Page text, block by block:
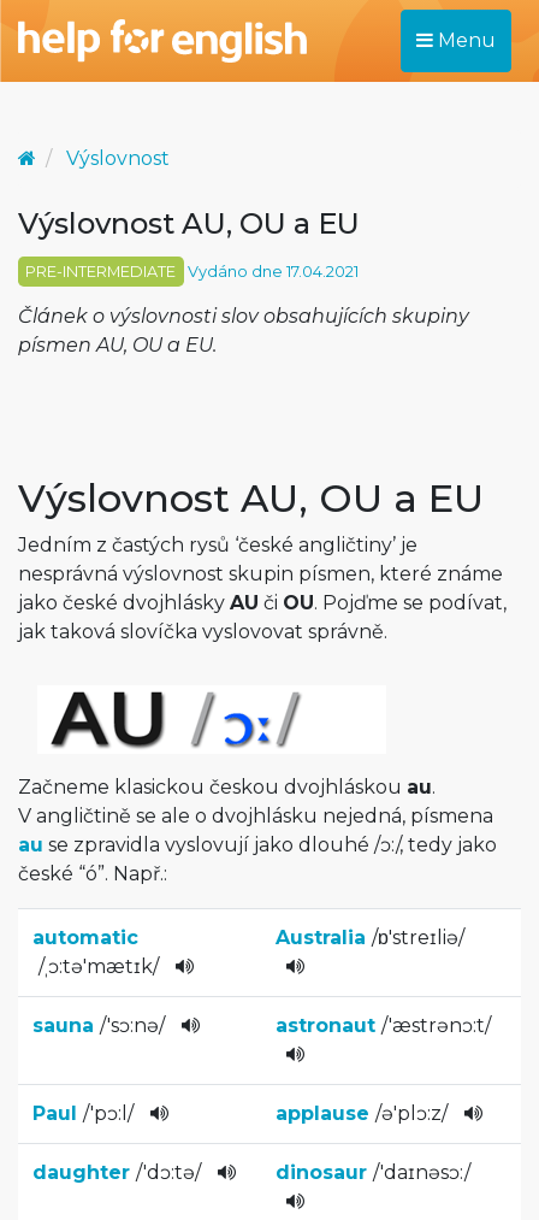
Menu
Výslovnost
Výslovnost AU, OU a EU
PRE-INTERMEDIATE Vydáno dne 17.04.2021
Článek o výslovnosti slov obsahujících skupiny
písmen AU, OU a EU.
Výslovnost AU, OU a EU
Jedním z častých rysů ‘české angličtiny’ je
nesprávná výslovnost skupin písmen, které známe
jako české dvojhlásky AU či OU. Pojďme se podívat,
jak taková slovíčka vyslovovat správně.
Začneme klasickou českou dvojhláskou au.
V angličtině se ale o dvojhlásku nejedná, písmena
au se zpravidla vyslovují jako dlouhé /ɔ:/, tedy jako
české “ó”. Např.:
automatic
/ˌɔ:tə'mæ­tɪk/
Australia /ɒ'streɪliə­/
sauna /'sɔ:nə/ astronaut /'æstrənɔ:t­/
Paul /'pɔ:l / applause /ə'plɔ:z/
daughter /'dɔ:tə­/ dinosaur /'daɪnəsɔ:/­